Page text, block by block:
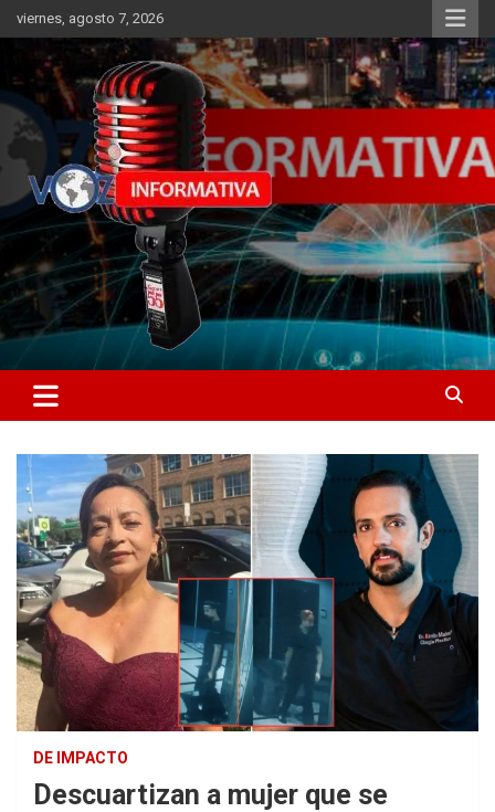
Skip
to
content
viernes, agosto 7, 2026
ncstv.info
Libertad informativa
DE IMPACTO
Descuartizan a mujer que se